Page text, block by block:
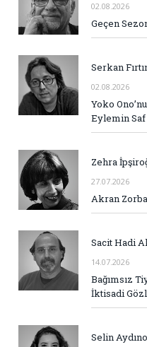
02.08.2026
Geçen
Serkan
02.08.2026
Yoko
Eylemin
Zehra
27.07.2026
Akran
Sacit Hadi
14.07.2026
Bağımsız
İktisadi
Selin